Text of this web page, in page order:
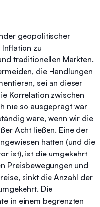
geopolitischer
zu
traditionellen Märkten.
die Handlungen
sei an dieser
Korrelation zwischen
nie so ausgeprägt war
wäre, wenn wir die
Acht ließen. Eine der
hatten (und die
ist), ist die umgekehrt
Preisbewegungen und
sinkt die Anzahl der
Die
in einem begrenzten